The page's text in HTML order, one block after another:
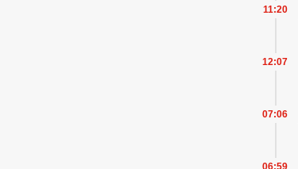
11:20
12:07
07:06
06:59